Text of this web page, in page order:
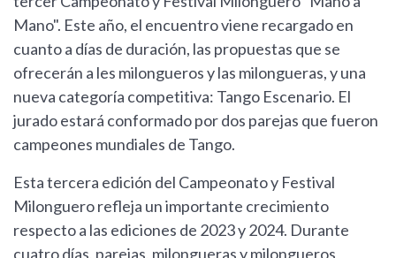
Mano". Este año, el encuentro viene recargado en
cuanto a días de duración, las propuestas que se
ofrecerán a les milongueros y las milongueras, y una
nueva categoría competitiva: Tango Escenario. El
jurado estará conformado por dos parejas que fueron
campeones mundiales de Tango.
Esta tercera edición del Campeonato y Festival
Milonguero refleja un importante crecimiento
respecto a las ediciones de 2023 y 2024. Durante
cuatro días, parejas, milongueras y milongueros